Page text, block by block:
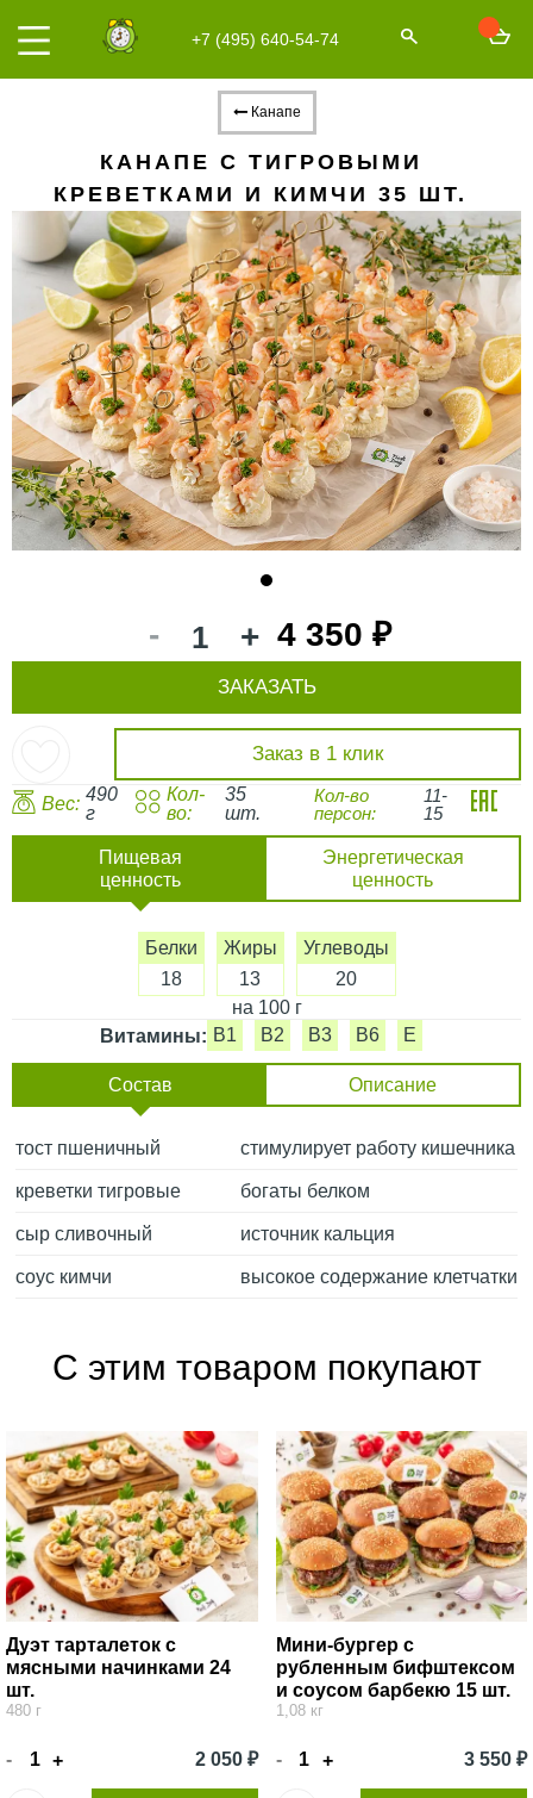
+7 (495) 640-54-74
Канапе
КАНАПЕ С ТИГРОВЫМИ
КРЕВЕТКАМИ И КИМЧИ 35 ШТ.
- + 4 350 ₽
Заказ в 1 клик
ЗАКАЗАТЬ
Вес: 490
г
Кол-
во:
35
шт.
Кол-во
персон:
11-
15
Пищевая
ценность
Энергетическая
ценность
Белки
18
Жиры
13
Углеводы
20
на 100 г
Витамины: B1 B2 B3 B6 E
Состав Описание
тост пшеничный стимулирует работу кишечника
креветки тигровые богаты белком
сыр сливочный источник кальция
соус кимчи высокое содержание клетчатки
С этим товаром покупают
Дуэт тарталеток с
мясными начинками 24
шт.
480 г
- + 2 050 ₽
Мини-бургер с
рубленным бифштексом
и соусом барбекю 15 шт.
1,08 кг
- + 3 550 ₽